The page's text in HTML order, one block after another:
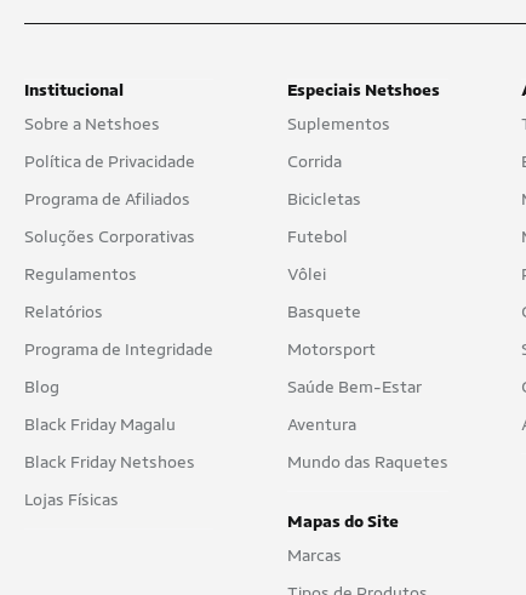
Institucional
Sobre a Netshoes
Política de Privacidade
Programa de Afiliados
Soluções Corporativas
Regulamentos
Relatórios
Programa de Integridade
Blog
Black Friday Magalu
Black Friday Netshoes
Lojas Físicas
Especiais Netshoes
Suplementos
Corrida
Bicicletas
Futebol
Vôlei
Basquete
Motorsport
Saúde Bem-Estar
Aventura
Mundo das Raquetes
Mapas do Site
Marcas